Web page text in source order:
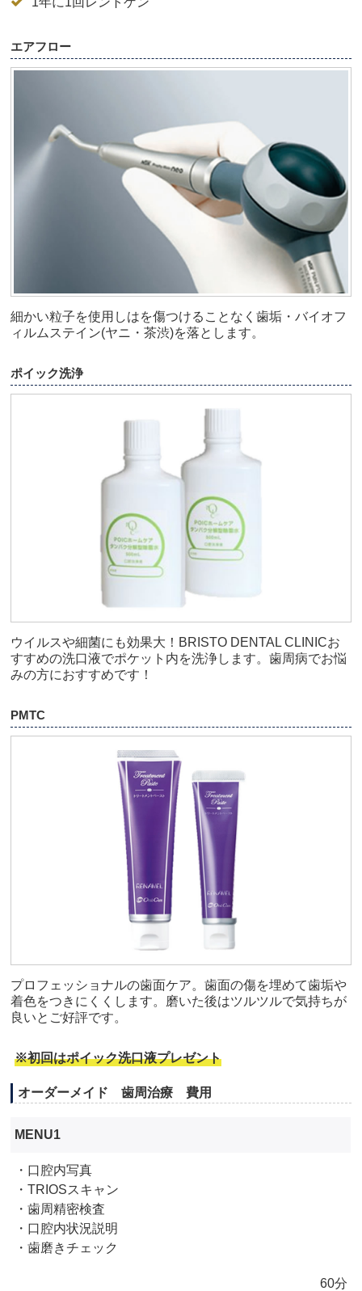
エアフロー
細かい粒子を使用しはを傷つけることなく歯垢・バイオフ
ィルムステイン(ヤニ・茶渋)を落とします。
ポイック洗浄
ウイルスや細菌にも効果大！BRISTO DENTAL CLINICお
すすめの洗口液でポケット内を洗浄します。歯周病でお悩
みの方におすすめです！
PMTC
プロフェッショナルの歯面ケア。歯面の傷を埋めて歯垢や
着色をつきにくくします。磨いた後はツルツルで気持ちが
良いとご好評です。
※初回はポイック洗口液プレゼント
オーダーメイド 歯周治療 費用
MENU1
・口腔内写真
・TRIOSスキャン
・歯周精密検査
・口腔内状況説明
・歯磨きチェック
60分